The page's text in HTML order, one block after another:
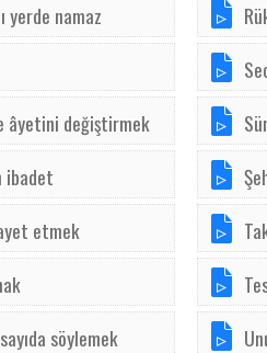
yerde namaz
âyetini değiştirmek
ibadet
etmek
söylemek